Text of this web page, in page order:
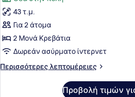
φωτογραφιών
για
Δίκλινο
Δωμάτιο
(Guest)
43 τ.μ.
Για 2 άτομα
2 Μονά Κρεβάτια
Δωρεάν ασύρματο ίντερνετ
Περισσότερες λεπτομέρειες
Περισσότερες
Προβολή τιμών